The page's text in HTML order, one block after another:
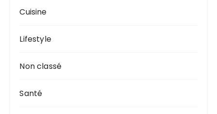
Cuisine
Lifestyle
Non classé
Santé